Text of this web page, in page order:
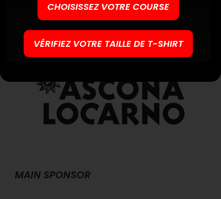
DESTINATION PARTNER
MAIN SPONSOR
CHOISISSEZ VOTRE COURSE
VÉRIFIEZ VOTRE TAILLE DE T-SHIRT